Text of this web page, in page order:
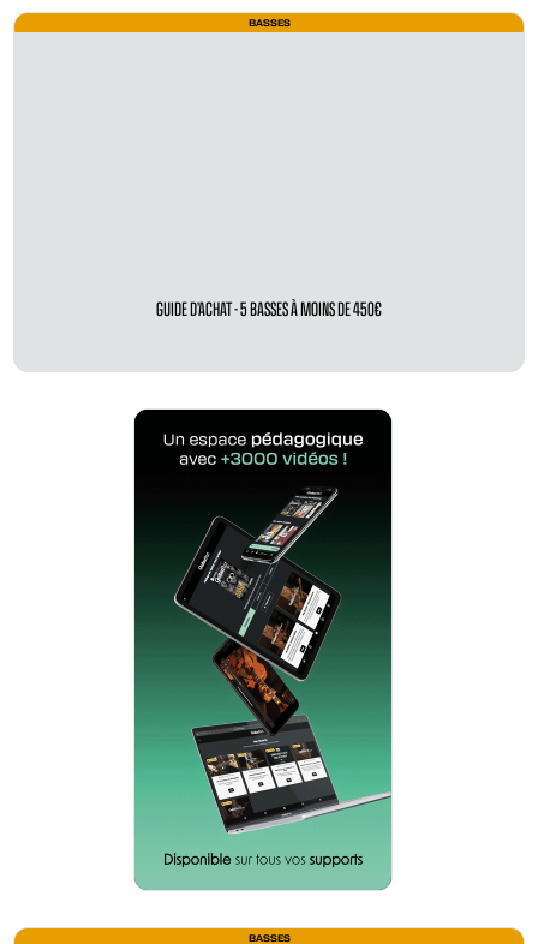
BASSES
GUIDE D’ACHAT - 5 BASSES À MOINS DE 450€
BASSES